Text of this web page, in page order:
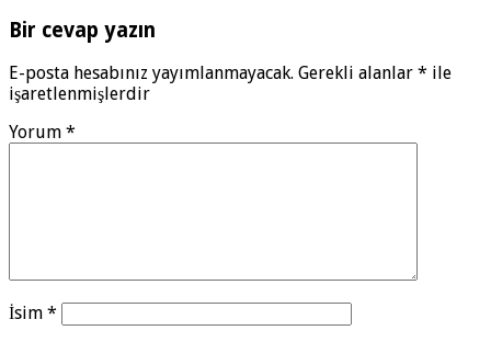
Bir cevap yazın
E-posta hesabınız yayımlanmayacak. Gerekli alanlar * ile
işaretlenmişlerdir
Yorum *
İsim *